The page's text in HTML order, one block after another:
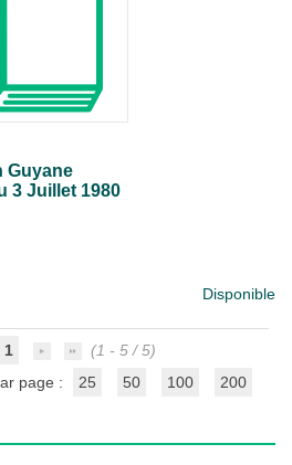
Guyane
3 Juillet 1980
Disponible
1
(1 - 5 / 5)
page :
25 50 100 200